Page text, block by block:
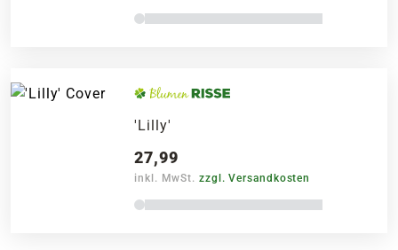
'Lilly'
27,99
inkl. MwSt. zzgl. Versandkosten